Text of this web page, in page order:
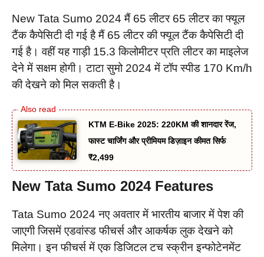
New Tata Sumo 2024 मैं 65 लीटर 65 लीटर का फ्यूल
टैंक कैपेसिटी दी गई है मैं 65 लीटर की फ्यूल टैंक कैपेसिटी दी
गई है। वहीं यह गाड़ी 15.3 किलोमीटर प्रति लीटर का माइलेज
देने में सक्षम होगी। टाटा सुमो 2024 में टॉप स्पीड 170 Km/h
की देखने को मिल सकती है।
KTM E-Bike 2025: 220KM की शानदार रेंज,
फास्ट चार्जिंग और प्रीमियम डिज़ाइन कीमत सिर्फ
₹2,499
New Tata Sumo 2024 Features
Tata Sumo 2024 नए अवतार में भारतीय बाजार में पेश की
जाएगी जिसमें एडवांस्ड फीचर्स और आकर्षक लुक देखने को
मिलेगा। इन फीचर्स में एक डिजिटल टच स्क्रीन इन्फोटेनमेंट